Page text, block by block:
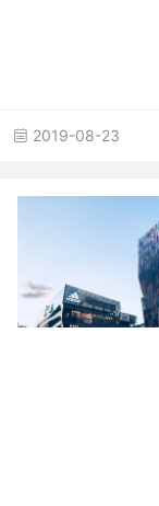
2019-08-23